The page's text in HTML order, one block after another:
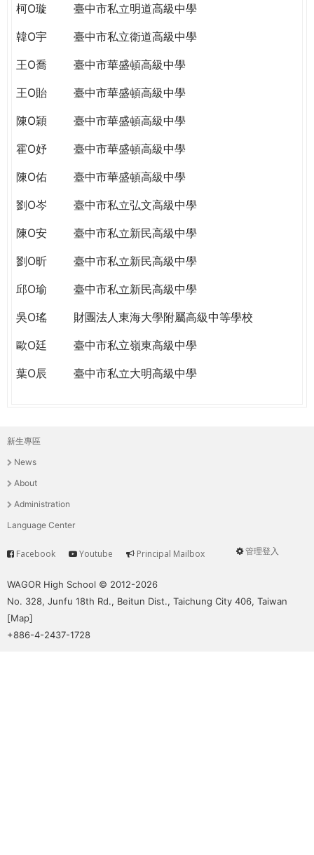
柯O璇
臺中市私立明道高級中學
韓O宇
臺中市私立衛道高級中學
王O喬
臺中市華盛頓高級中學
王O貽
臺中市華盛頓高級中學
陳O穎
臺中市華盛頓高級中學
霍O妤
臺中市華盛頓高級中學
陳O佑
臺中市華盛頓高級中學
劉O岑
臺中市私立弘文高級中學
陳O安
臺中市私立新民高級中學
劉O昕
臺中市私立新民高級中學
邱O瑜
臺中市私立新民高級中學
吳O瑤
財團法人東海大學附屬高級中等學校
歐O廷
臺中市私立嶺東高級中學
葉O辰
臺中市私立大明高級中學
主
選
單
新生專區
News
About
Administration
Language Center
User
管理登入
Service
Facebook Youtube Principal Mailbox
WAGOR High School © 2012-2026
No. 328, Junfu 18th Rd., Beitun Dist., Taichung City 406, Taiwan
[Map]
+886-4-2437-1728